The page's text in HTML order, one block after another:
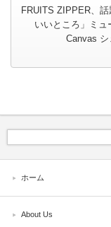
FRUITS ZIPPER、
いいところ」ミ
Canvas シ
ホーム
About Us